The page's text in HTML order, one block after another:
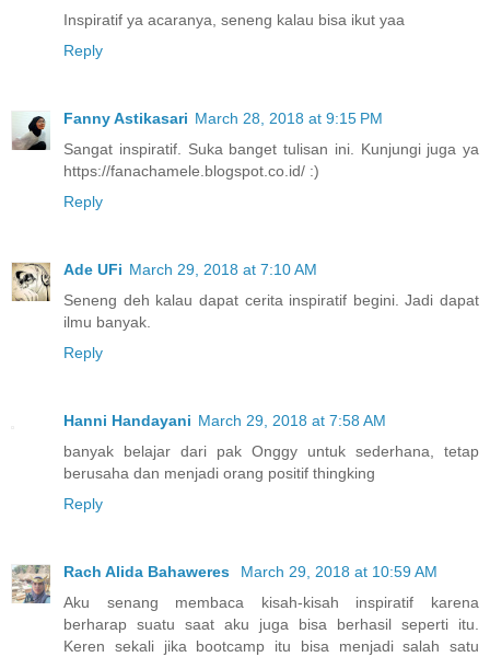
Inspiratif ya acaranya, seneng kalau bisa ikut yaa
Reply
Fanny Astikasari March 28, 2018 at 9:15 PM
Sangat inspiratif. Suka banget tulisan ini. Kunjungi juga ya
https://fanachamele.blogspot.co.id/ :)
Reply
Ade UFi March 29, 2018 at 7:10 AM
Seneng deh kalau dapat cerita inspiratif begini. Jadi dapat
ilmu banyak.
Reply
Hanni Handayani March 29, 2018 at 7:58 AM
banyak belajar dari pak Onggy untuk sederhana, tetap
berusaha dan menjadi orang positif thingking
Reply
Rach Alida Bahaweres
March 29, 2018 at 10:59 AM
Aku senang membaca kisah-kisah inspiratif karena
berharap suatu saat aku juga bisa berhasil seperti itu.
Keren sekali jika bootcamp itu bisa menjadi salah satu